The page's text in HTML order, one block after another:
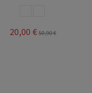
20,00 € 50,90 €